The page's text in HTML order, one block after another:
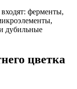
ферменты,
дубильные
цветка